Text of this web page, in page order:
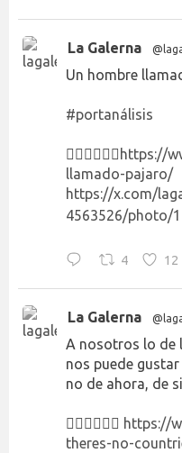
La Galerna
Un hombre
#portanálisis
👉🏻👉🏻👉🏻 https://
llamado-pajaro/
https://x.com/
4563526/photo/1
4 12
La Galerna
A nosotros lo de
nos puede
no de ahora, de
👉🏻👉🏻👉🏻 https://
theres-no-